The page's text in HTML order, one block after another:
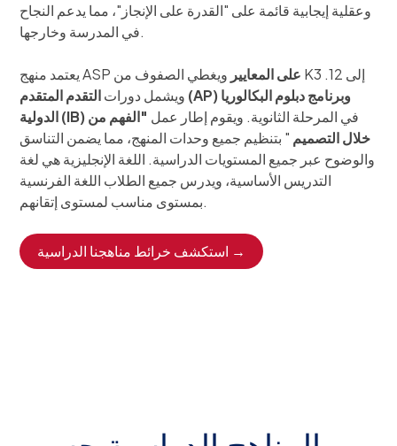
وعقلية إيجابية قائمة على "القدرة على الإنجاز"، مما يدعم النجاح
في المدرسة وخارجها.
يعتمد منهج ASP على المعايير ويغطي الصفوف من K3 إلى 12.
ويشمل دورات التقدم المتقدم (AP)وبرنامج دبلوم البكالوريا
الدولية (IB)
في المرحلة الثانوية. ويقوم إطار عمل "الفهم من
خلال التصميم " بتنظيم جميع وحدات المنهج، مما يضمن التناسق
والوضوح عبر جميع المستويات الدراسية. اللغة الإنجليزية هي لغة
التدريس الأساسية، ويدرس جميع الطلاب اللغة الفرنسية
بمستوى مناسب لمستوى إتقانهم.
استكشف خرائط مناهجنا الدراسية →